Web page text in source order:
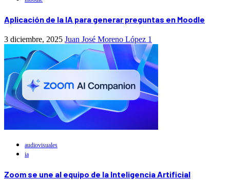
Aplicación de la IA para generar preguntas en Moodle
3 diciembre, 2025 Juan José Moreno López 1
audiovisuales
ia
Zoom se une al equipo de la Inteligencia Artificial